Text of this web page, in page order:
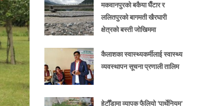
मकवानपुरको बकैया घैँटार र
ललितपुरको बागमती खैरघारी
क्षेत्रको बस्ती जोखिममा
कैलाशका स्वास्थ्यकर्मीलाई स्वास्थ्य
व्यवस्थापन सूचना प्रणाली तालिम
हेटौँडामा व्यापक फैलियो ‘पार्थेनियम’